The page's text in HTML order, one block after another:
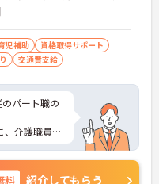
児補助
資格取得サポート
交通費支給
パート職の
介護職員初
など、さら
料 紹介してもらう